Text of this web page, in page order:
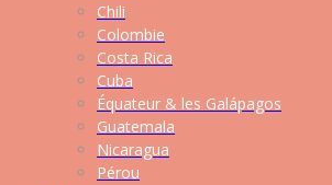
Chili
Colombie
Costa Rica
Cuba
Équateur & les Galápagos
Guatemala
Nicaragua
Pérou